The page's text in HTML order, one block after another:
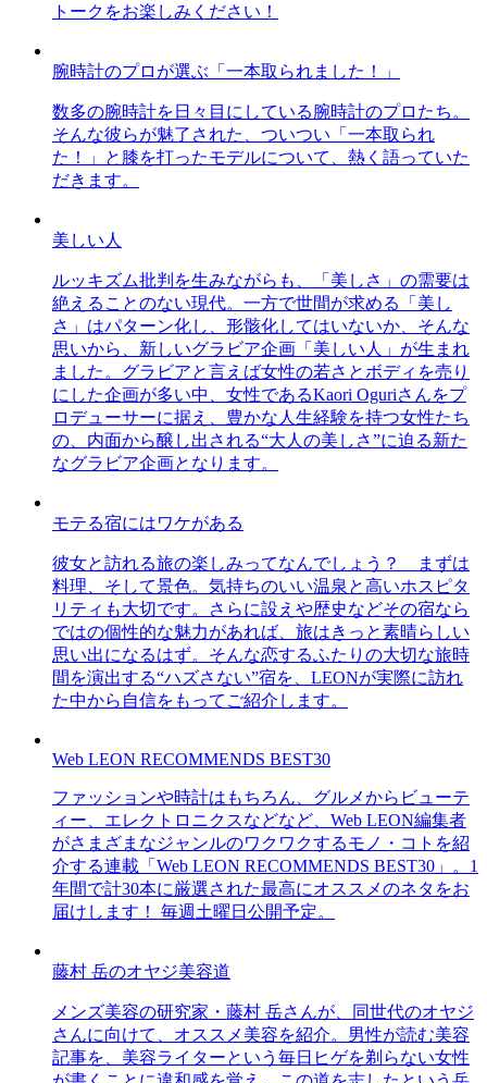
トークをお楽しみください！
腕時計のプロが選ぶ「一本取られました！」
数多の腕時計を日々目にしている腕時計のプロたち。
そんな彼らが魅了された、ついつい「一本取られ
た！」と膝を打ったモデルについて、熱く語っていた
だきます。
美しい人
ルッキズム批判を生みながらも、「美しさ」の需要は
絶えることのない現代。一方で世間が求める「美し
さ」はパターン化し、形骸化してはいないか、そんな
思いから、新しいグラビア企画「美しい人」が生まれ
ました。グラビアと言えば女性の若さとボディを売り
にした企画が多い中、女性であるKaori Oguriさんをプ
ロデューサーに据え、豊かな人生経験を持つ女性たち
の、内面から醸し出される“大人の美しさ”に迫る新た
なグラビア企画となります。
モテる宿にはワケがある
彼女と訪れる旅の楽しみってなんでしょう？ まずは
料理、そして景色。気持ちのいい温泉と高いホスピタ
リティも大切です。さらに設えや歴史などその宿なら
ではの個性的な魅力があれば、旅はきっと素晴らしい
思い出になるはず。そんな恋するふたりの大切な旅時
間を演出する“ハズさない”宿を、LEONが実際に訪れ
た中から自信をもってご紹介します。
Web LEON RECOMMENDS BEST30
ファッションや時計はもちろん、グルメからビューテ
ィー、エレクトロニクスなどなど、Web LEON編集者
がさまざまなジャンルのワクワクするモノ・コトを紹
介する連載「Web LEON RECOMMENDS BEST30」。1
年間で計30本に厳選された最高にオススメのネタをお
届けします！ 毎週土曜日公開予定。
藤村 岳のオヤジ美容道
メンズ美容の研究家・藤村 岳さんが、同世代のオヤジ
さんに向けて、オススメ美容を紹介。男性が読む美容
記事を、美容ライターという毎日ヒゲを剃らない女性